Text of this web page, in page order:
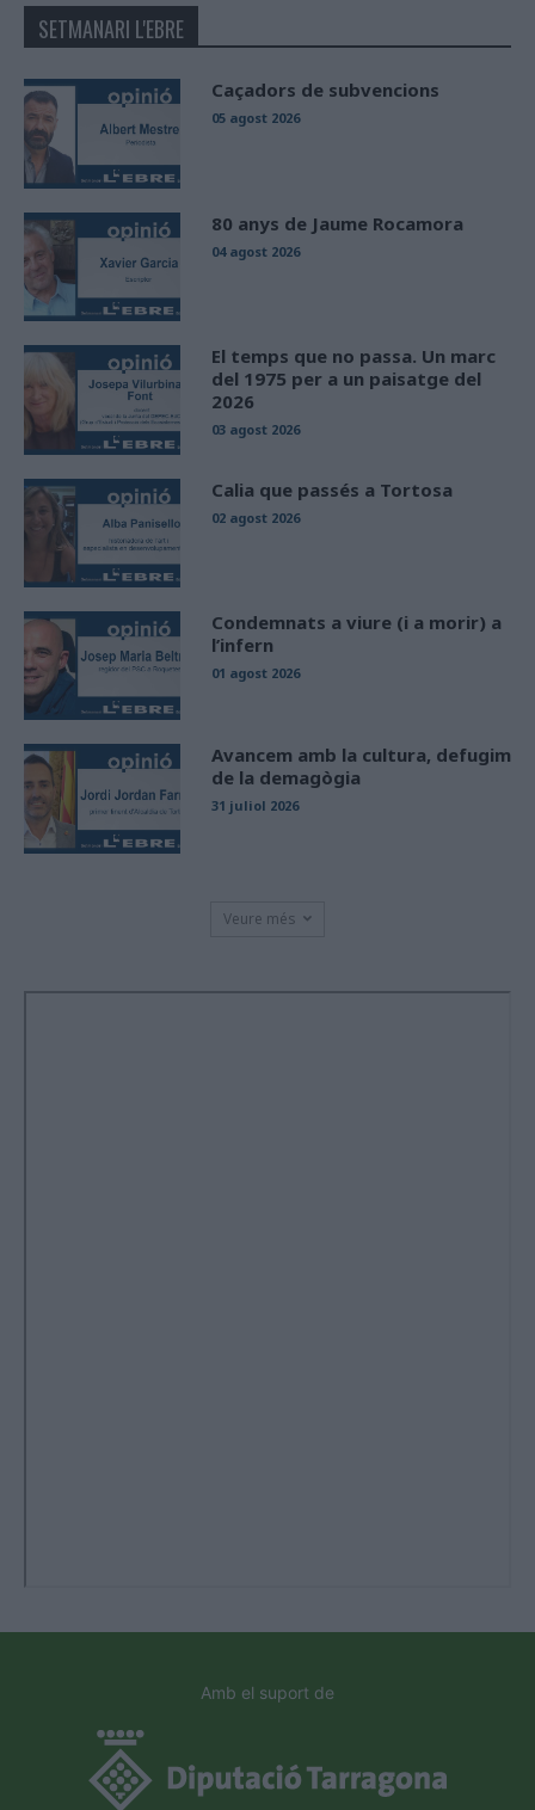
SETMANARI L'EBRE
Caçadors de subvencions
05 agost 2026
80 anys de Jaume Rocamora
04 agost 2026
El temps que no passa. Un marc
del 1975 per a un paisatge del
2026
03 agost 2026
Calia que passés a Tortosa
02 agost 2026
Condemnats a viure (i a morir) a
l’infern
01 agost 2026
Avancem amb la cultura, defugim
de la demagògia
31 juliol 2026
Veure més
Amb el suport de